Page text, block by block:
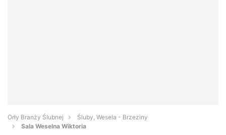
Orły Branży Ślubnej
Śluby, Wesela - Brzeziny
Sala Weselna Wiktoria